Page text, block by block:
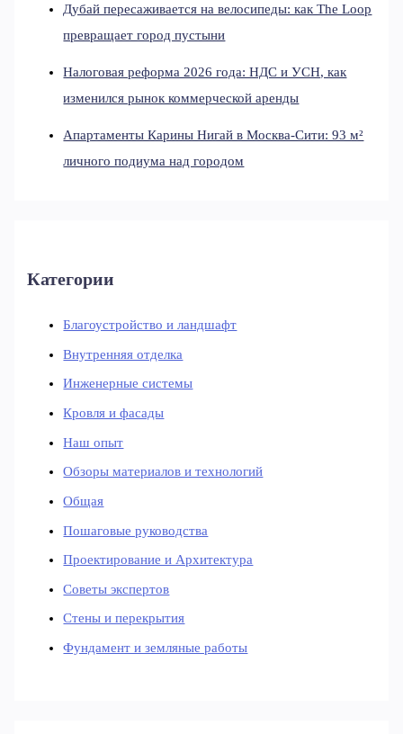
Дубай пересаживается на велосипеды: как The Loop
превращает город пустыни
Налоговая реформа 2026 года: НДС и УСН, как
изменился рынок коммерческой аренды
Апартаменты Карины Нигай в Москва-Сити: 93 м²
личного подиума над городом
Категории
Благоустройство и ландшафт
Внутренняя отделка
Инженерные системы
Кровля и фасады
Наш опыт
Обзоры материалов и технологий
Общая
Пошаговые руководства
Проектирование и Архитектура
Советы экспертов
Стены и перекрытия
Фундамент и земляные работы